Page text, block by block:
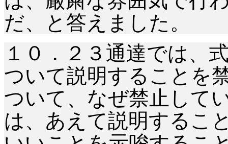
だ、と答えました。
１０．２３通達では、
ついて説明することを
ついて、なぜ禁止して
は、あえて説明するこ